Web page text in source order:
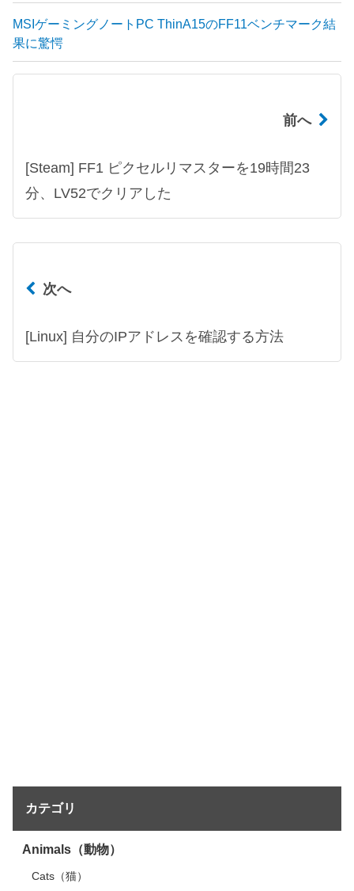
MSIゲーミングノートPC ThinA15のFF11ベンチマーク結
果に驚愕
前へ
[Steam] FF1 ピクセルリマスターを19時間23
分、LV52でクリアした
次へ
[Linux] 自分のIPアドレスを確認する方法
カテゴリ
Animals（動物）
Cats（猫）